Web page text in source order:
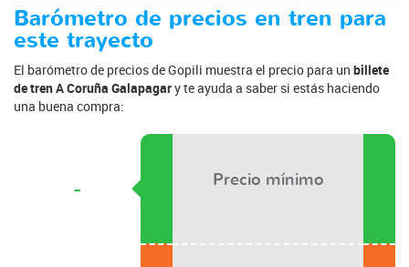
Barómetro de precios en tren para
este trayecto
El barómetro de precios de Gopili muestra el precio para un billete
de tren A Coruña Galapagary te ayuda a saber si estás haciendo
una buena compra:
- Precio mínimo